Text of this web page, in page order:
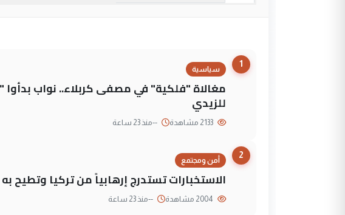
1
سياسية
مغالاة "فلكية" في مصفى كربلاء.. نواب
للزيدي
--منذ 23 ساعة
2
أمن ومجتمع
الاستخبارات تستدرج إرهابياً من تركيا وتطيح
--منذ 23 ساعة